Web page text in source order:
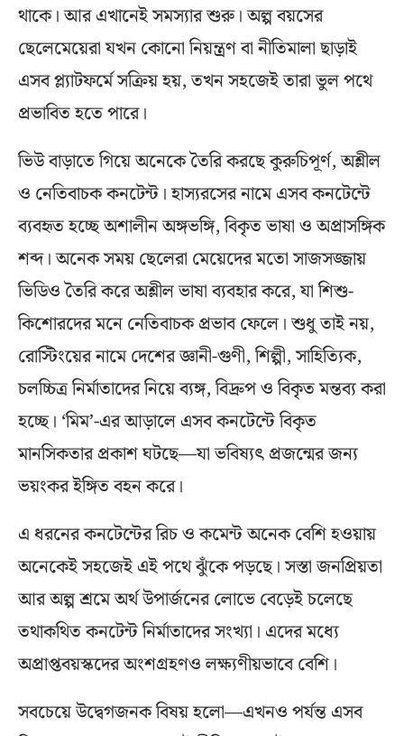
থাকে। আর এখানেই সমস্যার শুরু। অল্প বয়সের
ছেলেমেয়েরা যখন কোনো নিয়ন্ত্রণ বা নীতিমালা ছাড়াই
এসব প্ল্যাটফর্মে সক্রিয় হয়, তখন সহজেই তারা ভুল পথে
প্রভাবিত হতে পারে।
ভিউ বাড়াতে গিয়ে অনেকে তৈরি করছে কুরুচিপূর্ণ, অশ্লীল
ও নেতিবাচক কনটেন্ট। হাস্যরসের নামে এসব কনটেন্টে
ব্যবহৃত হচ্ছে অশালীন অঙ্গভঙ্গি, বিকৃত ভাষা ও অপ্রাসঙ্গিক
শব্দ। অনেক সময় ছেলেরা মেয়েদের মতো সাজসজ্জায়
ভিডিও তৈরি করে অশ্লীল ভাষা ব্যবহার করে, যা শিশু-
কিশোরদের মনে নেতিবাচক প্রভাব ফেলে। শুধু তাই নয়,
রোস্টিংয়ের নামে দেশের জ্ঞানী-গুণী, শিল্পী, সাহিত্যিক,
চলচ্চিত্র নির্মাতাদের নিয়ে ব্যঙ্গ, বিদ্রুপ ও বিকৃত মন্তব্য করা
হচ্ছে। ‘মিম’-এর আড়ালে এসব কনটেন্টে বিকৃত
মানসিকতার প্রকাশ ঘটছে—যা ভবিষ্যৎ প্রজন্মের জন্য
ভয়ংকর ইঙ্গিত বহন করে।
এ ধরনের কনটেন্টের রিচ ও কমেন্ট অনেক বেশি হওয়ায়
অনেকেই সহজেই এই পথে ঝুঁকে পড়ছে। সস্তা জনপ্রিয়তা
আর অল্প শ্রমে অর্থ উপার্জনের লোভে বেড়েই চলেছে
তথাকথিত কনটেন্ট নির্মাতাদের সংখ্যা। এদের মধ্যে
অপ্রাপ্তবয়স্কদের অংশগ্রহণও লক্ষ্যণীয়ভাবে বেশি।
সবচেয়ে উদ্বেগজনক বিষয় হলো—এখনও পর্যন্ত এসব